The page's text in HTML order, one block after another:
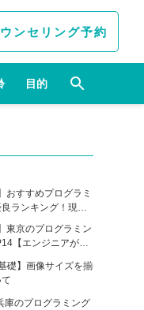
ンセリング予約
目的
おすすめプログラミ
ランキング！現役
だ人気プログラミ
較表あり
東京のプログラミン
【エンジニアが厳
礎】画像サイズを揃
庫のプログラミング